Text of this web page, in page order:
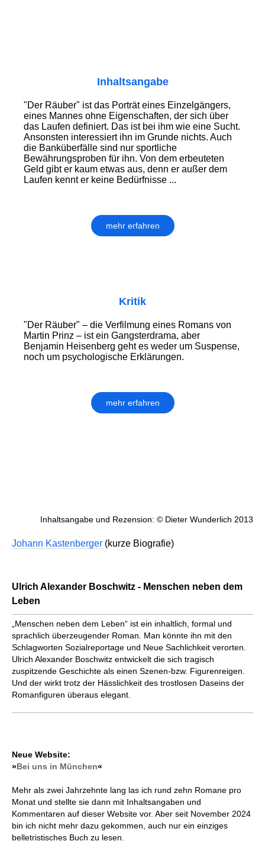
Inhaltsangabe
"Der Räuber" ist das Porträt eines Einzelgängers,
eines Mannes ohne Eigenschaften, der sich über
das Laufen definiert. Das ist bei ihm wie eine Sucht.
Ansonsten interessiert ihn im Grunde nichts. Auch
die Banküberfälle sind nur sportliche
Bewährungsproben für ihn. Von dem erbeuteten
Geld gibt er kaum etwas aus, denn er außer dem
Laufen kennt er keine Bedürfnisse ...
mehr erfahren
Kritik
"Der Räuber" – die Verfilmung eines Romans von
Martin Prinz – ist ein Gangsterdrama, aber
Benjamin Heisenberg geht es weder um Suspense,
noch um psychologische Erklärungen.
mehr erfahren
Inhaltsangabe und Rezension: © Dieter Wunderlich 2013
Johann Kastenberger (kurze Biografie)
Ulrich Alexander Boschwitz - Menschen neben dem
Leben
„Menschen neben dem Leben“ ist ein inhaltlich, formal und
sprachlich überzeugender Roman. Man könnte ihn mit den
Schlagworten Sozialreportage und Neue Sachlichkeit verorten.
Ulrich Alexander Boschwitz entwickelt die sich tragisch
zuspitzende Geschichte als einen Szenen-bzw. Figurenreigen.
Und der wirkt trotz der Hässlichkeit des trostlosen Daseins der
Romanfiguren überaus elegant.
Neue Website:
»Bei uns in München«
Mehr als zwei Jahrzehnte lang las ich rund zehn Romane pro
Monat und stellte sie dann mit Inhaltsangaben und
Kommentaren auf dieser Website vor. Aber seit November 2024
bin ich nicht mehr dazu gekommen, auch nur ein einziges
belletristisches Buch zu lesen.